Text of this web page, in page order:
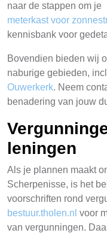
naar de stappen om je
meterkast voor
kennisbank voor
Bovendien bieden wij
naburige gebieden,
Ouwerkerk. Neem
benadering van jouw
leningen
Als je plannen maakt
Scherpenisse, is het
voorschriften rond
bestuur.tholen.nl voor
van vergunningen.